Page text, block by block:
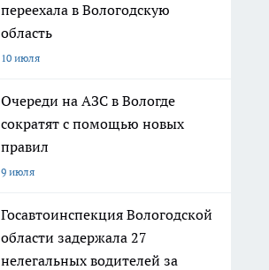
переехала в Вологодскую
область
10 июля
Очереди на АЗС в Вологде
сократят с помощью новых
правил
9 июля
Госавтоинспекция Вологодской
области задержала 27
нелегальных водителей за